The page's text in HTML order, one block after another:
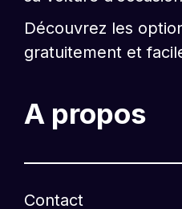
Découvrez les
gratuitement et
A propos
Contact